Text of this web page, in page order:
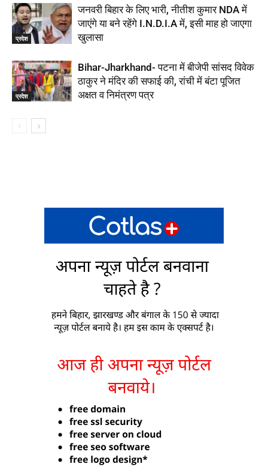
प्रदेश
जनवरी बिहार के लिए भारी, नीतीश कुमार NDA में
जाएंगे या बने रहेंगे I.N.D.I.A में, इसी माह हो जाएगा
खुलासा
प्रदेश
Bihar-Jharkhand- पटना में बीजेपी सांसद विवेक
ठाकुर ने मंदिर की सफाई की, रांची में बंटा पूजित
अक्षत व निमंत्रण पत्र